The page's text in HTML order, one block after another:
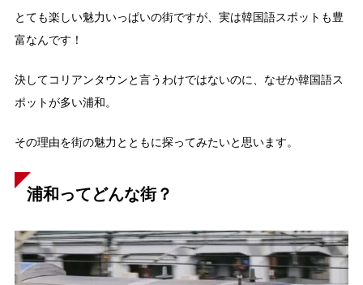
とても楽しい魅力いっぱいの街ですが、実は韓国語スポットも豊
富なんです！
決してコリアンタウンと言うわけではないのに、なぜか韓国語ス
ポットが多い浦和。
その理由を街の魅力とともに探ってみたいと思います。
浦和ってどんな街？